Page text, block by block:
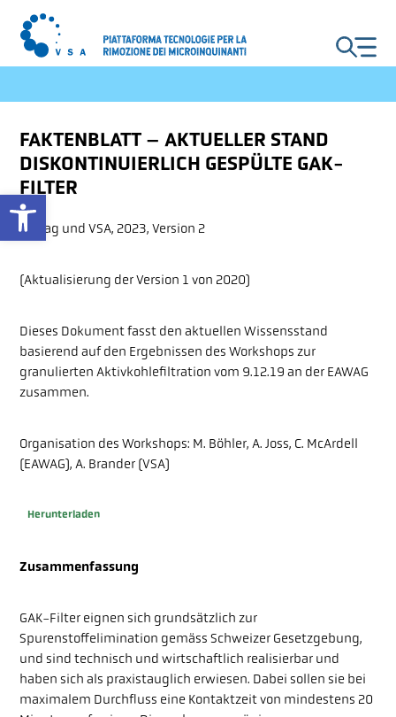
Open toolbar
POTENZIAMENTO DEGLI
IDA
INDUSTRIA E
ARTIGIANATO
FAQ
CONTATTO
FAKTENBLATT – AKTUELLER STAND
DISKONTINUIERLICH GESPÜLTE GAK-
FILTER
Eawag und VSA, 2023, Version 2
(Aktualisierung der Version 1 von 2020)
Dieses Dokument fasst den aktuellen Wissensstand
basierend auf den Ergebnissen des Workshops zur
granulierten Aktivkohlefiltration vom 9.12.19 an der EAWAG
zusammen.
Organisation des Workshops: M. Böhler, A. Joss, C. McArdell
(EAWAG), A. Brander (VSA)
Herunterladen
Zusammenfassung
GAK-Filter eignen sich grundsätzlich zur
Spurenstoffelimination gemäss Schweizer Gesetzgebung,
und sind technisch und wirtschaftlich realisierbar und
haben sich als praxistauglich erwiesen. Dabei sollen sie bei
maximalem Durchfluss eine Kontaktzeit von mindestens 20